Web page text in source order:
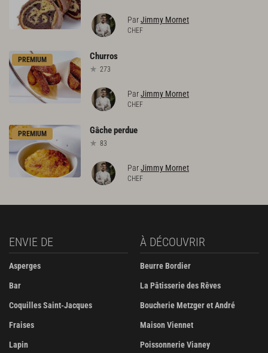
ParJimmy Mornet
CHEF
PREMIUM Churros
273
ParJimmy Mornet
CHEF
PREMIUM Gâcheperdue
83
ParJimmy Mornet
CHEF
ENVIE DE
Asperges
Bar
Coquilles Saint-Jacques
Fraises
Lapin
À DÉCOUVRIR
Beurre Bordier
La Pâtisserie des Rêves
Boucherie Metzger et André
Maison Viennet
Poissonnerie Vianey